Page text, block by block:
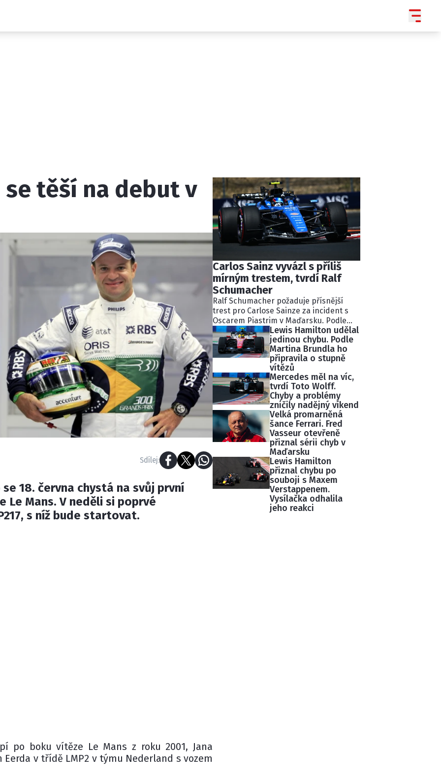
serveru F1NEWS.cz je INCORP MEDIA GROUP s.r.o., IČ: 118 23 054
SLEDUJTE NÁS NA
se těší na debut v
Sdílej:
18. června chystá na svůj první
Le Mans. V neděli si poprvé
s níž bude startovat.
po boku vítěze Le Mans z roku 2001, Jana
Eerda v třídě LMP2 v týmu Nederland s vozem
Carlos Sainz vyvázl s příliš
mírným trestem, tvrdí Ralf
Schumacher
Ralf Schumacher požaduje přísnější
trest pro Carlose Sainze za incident s
Oscarem Piastrim v Maďarsku. Podle
bývalého pilota Williams ignoroval
několik modrých vlajek a následně
kolidoval s lídrem závodu.
Pětisekundovou penalizaci považuje
Schumacher za nedostatečnou.
Lewis Hamilton udělal
jedinou chybu. Podle
Martina Brundla ho
připravila o stupně
vítězů
Mercedes měl na víc,
tvrdí Toto Wolff.
Chyby a problémy
zničily nadějný víkend
Velká promarněná
šance Ferrari. Fred
Vasseur otevřeně
přiznal sérii chyb v
Maďarsku
Lewis Hamilton
přiznal chybu po
souboji s Maxem
Verstappenem.
Vysílačka odhalila
jeho reakci